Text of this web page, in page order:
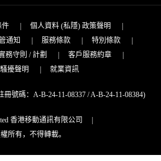
件| 個人資料 (私隱) 政策聲明
通知 服務條款 特別條款
務守則 / 計劃 客戶服務約章
擾聲明
就業資訊
號碼：A-B-24-11-08337 / A-B-24-11-08384)
香港移動通訊有限公司
|
所有，不得轉載。